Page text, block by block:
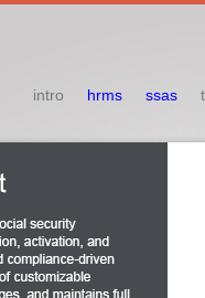
intro hrms ssas